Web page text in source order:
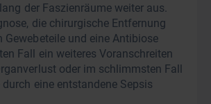
der Faszienräume weiter aus.
die chirurgische Entfernung
Gewebeteile und eine Antibiose
Fall ein weiteres Voranschreiten
oder im schlimmsten Fall
eine entstandene Sepsis